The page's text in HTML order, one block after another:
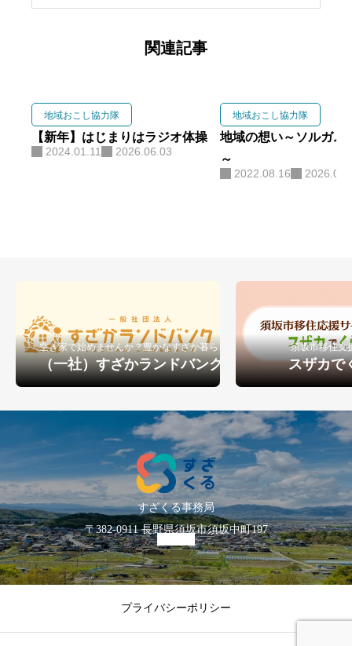
峰の原高原を拠点に、生ハムブラ
おこし協力隊の経験を活かし、
食・観光・森林を軸に地域づくり
に取り組んでいます。
関連記事
地域おこし協力隊
【新年】はじまりはラジオ体操
2024.01.11 2026.06.03
地域おこし協力隊
地域の想い～ソルガム
～
2022.08.16
空き家で始めませんか？豊かなすざか暮らし
（一社）すざかランドバンク
須坂市移住支
スザカで
すざくる事務局
〒382-0911 長野県須坂市須坂中町197
プライバシーポリシー